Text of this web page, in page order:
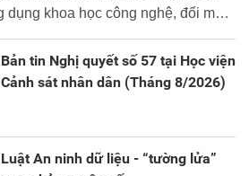
dụng khoa học công nghệ, đổi mới
Bản tin Nghị quyết số 57 tại Học viện
Cảnh sát nhân dân (Tháng 8/2026)
Luật An ninh dữ liệu - “tường lửa”